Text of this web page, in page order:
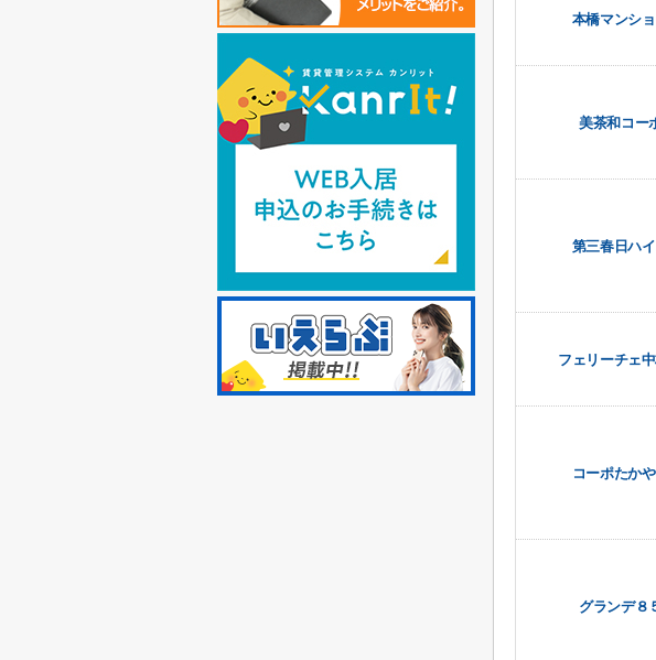
本橋マンシ
美茶和コー
第三春日ハ
フェリーチェ
コーポたか
グランデ８